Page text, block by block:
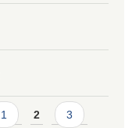
1 2 3